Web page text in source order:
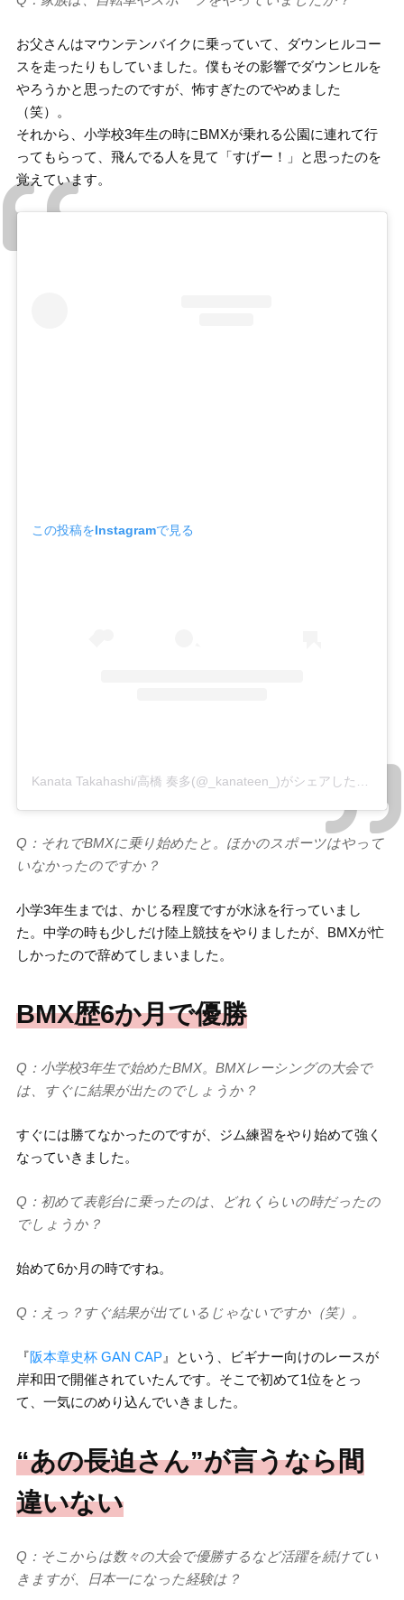
お父さんはマウンテンバイクに乗っていて、ダウンヒルコー
スを走ったりもしていました。僕もその影響でダウンヒルを
やろうかと思ったのですが、怖すぎたのでやめました
（笑）。
それから、小学校3年生の時にBMXが乗れる公園に連れて行
ってもらって、飛んでる人を見て「すげー！」と思ったのを
覚えています。
この投稿をInstagramで見る
Q：それでBMXに乗り始めたと。ほかのスポーツはやって
いなかったのですか？
小学3年生までは、かじる程度ですが水泳を行っていまし
た。中学の時も少しだけ陸上競技をやりましたが、BMXが忙
しかったので辞めてしまいました。
BMX歴6か月で優勝
Q：小学校3年生で始めたBMX。BMXレーシングの大会で
は、すぐに結果が出たのでしょうか？
すぐには勝てなかったのですが、ジム練習をやり始めて強く
なっていきました。
Q：初めて表彰台に乗ったのは、どれくらいの時だったの
でしょうか？
始めて6か月の時ですね。
Q：えっ？すぐ結果が出ているじゃないですか（笑）。
『阪本章史杯 GAN CAP』という、ビギナー向けのレースが
岸和田で開催されていたんです。そこで初めて1位をとっ
て、一気にのめり込んでいきました。
“あの長迫さん”が言うなら間
違いない
Q：そこからは数々の大会で優勝するなど活躍を続けてい
きますが、日本一になった経験は？